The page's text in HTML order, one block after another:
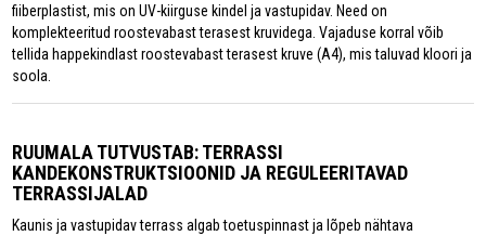
fiiberplastist, mis on UV-kiirguse kindel ja vastupidav. Need on
komplekteeritud roostevabast terasest kruvidega. Vajaduse korral võib
tellida happekindlast roostevabast terasest kruve (A4), mis taluvad kloori ja
soola.
RUUMALA TUTVUSTAB: TERRASSI
KANDEKONSTRUKTSIOONID JA REGULEERITAVAD
TERRASSIJALAD
Kaunis ja vastupidav terrass algab toetuspinnast ja lõpeb nähtava